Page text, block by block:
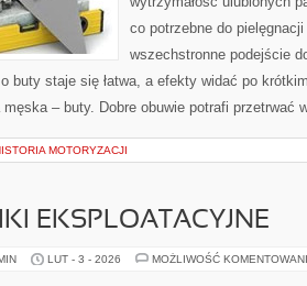
co potrzebne do
wszechstronne podejście
buty staje się łatwa, a efekty widać po
męska – buty. Dobre obuwie potrafi przetrwać
MOTORYZACJI
EKSPLOATACYJNE
LUT - 3 - 2026 MOŻLIWOŚĆ